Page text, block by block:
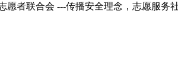
愿者联合会 ---传播安全理念，志愿服务